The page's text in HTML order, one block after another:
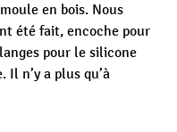
en bois. Nous
été fait, encoche pour
pour le silicone
n’y a plus qu’à